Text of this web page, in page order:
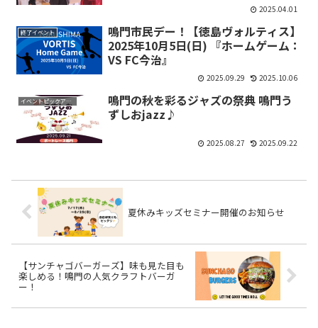
2025.04.01
終了イベント
鳴門市民デー！【徳島ヴォルティス】
2025年10月5日(日) 『ホームゲーム：
VS FC今治』
2025.09.29 2025.10.06
イベントピックアップ
鳴門の秋を彩るジャズの祭典 鳴門う
ずしおjazz♪
2025.08.27 2025.09.22
夏休みキッズセミナー開催のお知らせ
【サンチャゴバーガーズ】味も見た目も
楽しめる！鳴門の人気クラフトバーガ
ー！